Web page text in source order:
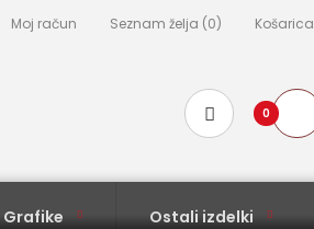
Moj račun Seznam želja (0) Košarica
0
Grafike Ostali izdelki